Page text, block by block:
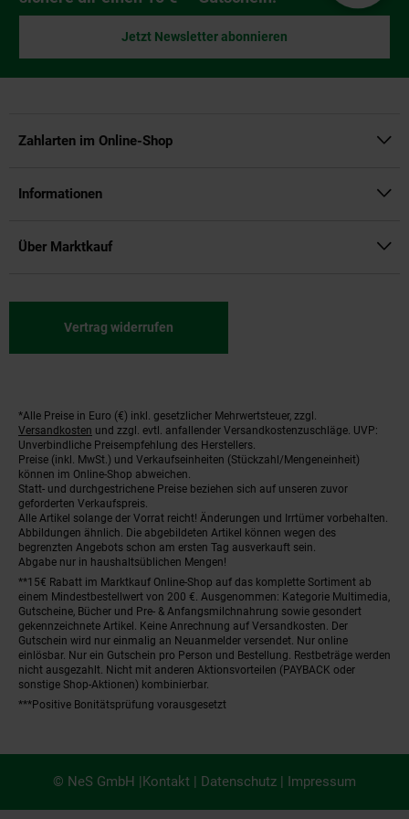
Jetzt Newsletter abonnieren
Zahlarten im Online-Shop
Informationen
Über Marktkauf
Vertrag widerrufen
Fußnoten
*Alle Preise in Euro (€) inkl. gesetzlicher Mehrwertsteuer, zzgl.
Versandkosten und zzgl. evtl. anfallender Versandkostenzuschläge. UVP:
Unverbindliche Preisempfehlung des Herstellers.
Preise (inkl. MwSt.) und Verkaufseinheiten (Stückzahl/Mengeneinheit)
können im Online-Shop abweichen.
Statt- und durchgestrichene Preise beziehen sich auf unseren zuvor
geforderten Verkaufspreis.
Alle Artikel solange der Vorrat reicht! Änderungen und Irrtümer vorbehalten.
Abbildungen ähnlich. Die abgebildeten Artikel können wegen des
begrenzten Angebots schon am ersten Tag ausverkauft sein.
Abgabe nur in haushaltsüblichen Mengen!
**15€ Rabatt im Marktkauf Online-Shop auf das komplette Sortiment ab
einem Mindestbestellwert von 200 €. Ausgenommen: Kategorie Multimedia,
Gutscheine, Bücher und Pre- & Anfangsmilchnahrung sowie gesondert
gekennzeichnete Artikel. Keine Anrechnung auf Versandkosten. Der
Gutschein wird nur einmalig an Neuanmelder versendet. Nur online
einlösbar. Nur ein Gutschein pro Person und Bestellung. Restbeträge werden
nicht ausgezahlt. Nicht mit anderen Aktionsvorteilen (PAYBACK oder
sonstige Shop-Aktionen) kombinierbar.
***Positive Bonitätsprüfung vorausgesetzt
© NeS GmbH |Kontakt | Datenschutz | Impressum